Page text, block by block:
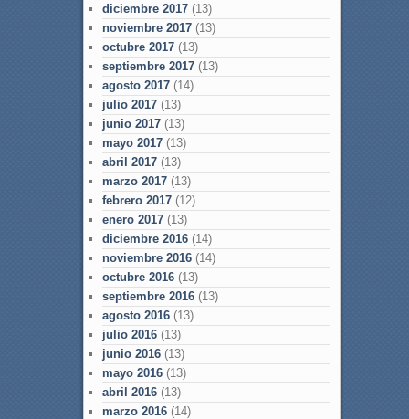
diciembre 2017(13)
noviembre 2017(13)
octubre 2017(13)
septiembre 2017(13)
agosto 2017(14)
julio 2017(13)
junio 2017(13)
mayo 2017(13)
abril 2017(13)
marzo 2017(13)
febrero 2017(12)
enero 2017(13)
diciembre 2016(14)
noviembre 2016(14)
octubre 2016(13)
septiembre 2016(13)
agosto 2016(13)
julio 2016(13)
junio 2016(13)
mayo 2016(13)
abril 2016(13)
marzo 2016(14)